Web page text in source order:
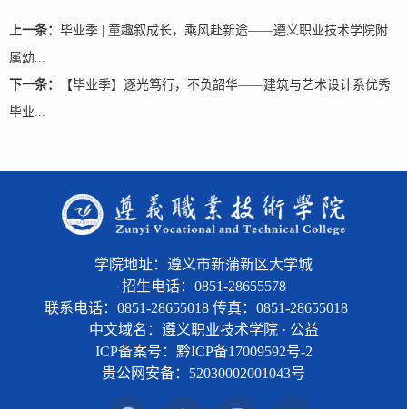
上一条： 毕业季 | 童趣叙成长，乘风赴新途——遵义职业技术学院附
属幼...
下一条：
【毕业季】逐光笃行，不负韶华——建筑与艺术设计系优秀
毕业...
学院地址：遵义市新蒲新区大学城
招生电话：0851-28655578
联系电话：0851-28655018 传真：0851-28655018
中文域名：遵义职业技术学院 · 公益
ICP备案号：黔ICP备17009592号-2
贵公网安备： 52030002001043号